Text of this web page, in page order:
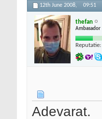
12th June 2008, 09:51
thefan
Ambasador
Reputatie:
Adevarat.